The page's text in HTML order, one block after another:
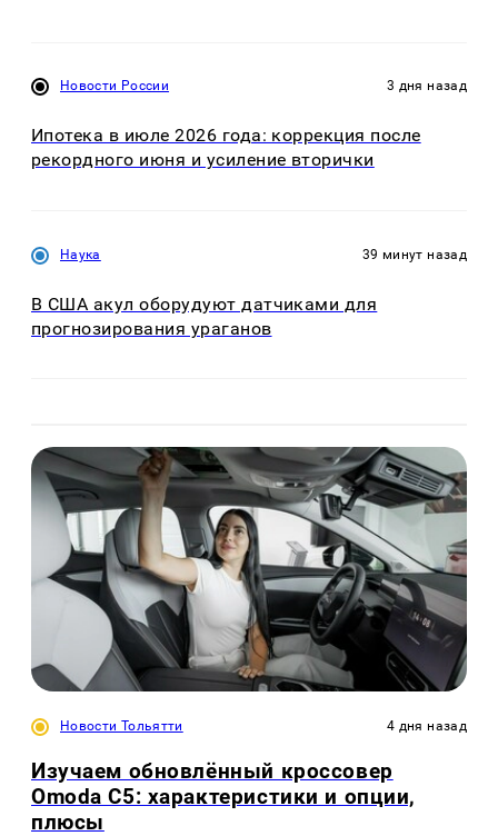
Новости России 3 дня назад
Ипотека в июле 2026 года: коррекция после
рекордного июня и усиление вторички
Наука 39 минут назад
В США акул оборудуют датчиками для
прогнозирования ураганов
Новости Тольятти 4 дня назад
Изучаем обновлённый кроссовер
Omoda C5: характеристики и опции,
плюсы